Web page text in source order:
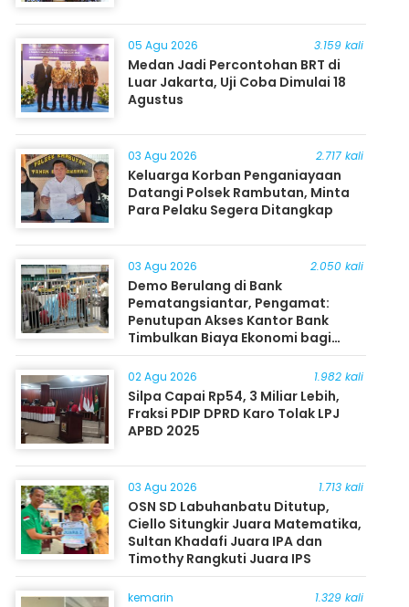
05 Agu 2026 3.159 kali
Medan Jadi Percontohan BRT di
Luar Jakarta, Uji Coba Dimulai 18
Agustus
03 Agu 2026 2.717 kali
Keluarga Korban Penganiayaan
Datangi Polsek Rambutan, Minta
Para Pelaku Segera Ditangkap
03 Agu 2026 2.050 kali
Demo Berulang di Bank
Pematangsiantar, Pengamat:
Penutupan Akses Kantor Bank
Timbulkan Biaya Ekonomi bagi
Masyarakat
02 Agu 2026 1.982 kali
Silpa Capai Rp54, 3 Miliar Lebih,
Fraksi PDIP DPRD Karo Tolak LPJ
APBD 2025
03 Agu 2026 1.713 kali
OSN SD Labuhanbatu Ditutup,
Ciello Situngkir Juara Matematika,
Sultan Khadafi Juara IPA dan
Timothy Rangkuti Juara IPS
kemarin 1.329 kali